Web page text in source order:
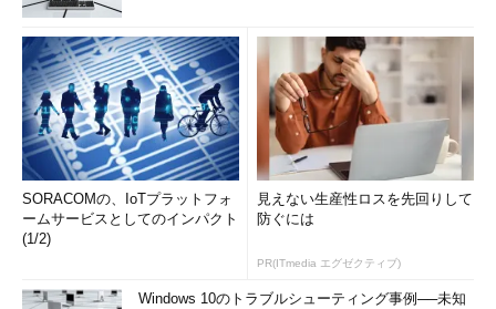
SORACOMの、IoTプラットフォ
ームサービスとしてのインパクト
(1/2)
見えない生産性ロスを先回りして
防ぐには
PR(ITmedia エグゼクティブ)
Windows 10のトラブルシューティング事例──未知